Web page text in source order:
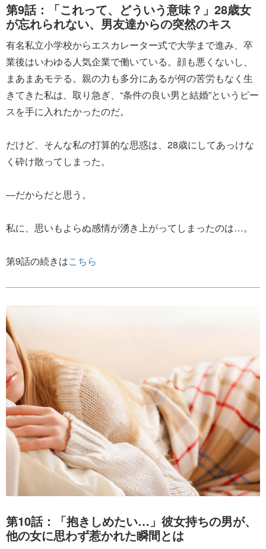
第9話：「これって、どういう意味？」28歳女
が忘れられない、男友達からの突然のキス
有名私立小学校からエスカレーター式で大学まで進み、卒
業後はいわゆる人気企業で働いている。顔も悪くないし、
まあまあモテる。親の力も多分にあるが何の苦労もなく生
きてきた私は、取り急ぎ、“条件の良い男と結婚”というピー
スを手に入れたかったのだ。
だけど、そんな私の打算的な思惑は、28歳にしてあっけな
く砕け散ってしまった。
―だからだと思う。
私に、思いもよらぬ感情が湧き上がってしまったのは…。
第9話の続きはこちら
第10話：「抱きしめたい…」彼女持ちの男が、
他の女に思わず惹かれた瞬間とは